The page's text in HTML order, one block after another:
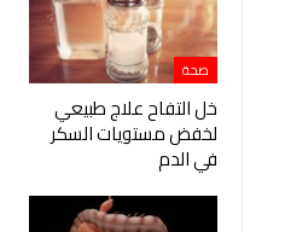
صحة
خل التفاح علاج طبيعي
لخفض مستويات السكر
في الدم